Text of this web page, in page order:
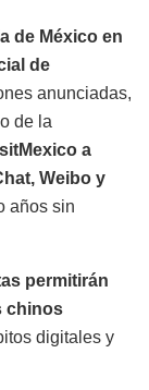
de México en
de
anunciadas,
de la
a
Weibo y
años sin
permitirán
chinos
digitales y